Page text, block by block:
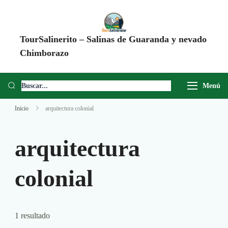
TourSalinerito – Salinas de Guaranda y nevado
Chimborazo
Chimborazo, Minas de Sal, Quesera El Salinerito, Chocolates El
Menú
Inicio arquitectura colonial
arquitectura
colonial
1 resultado